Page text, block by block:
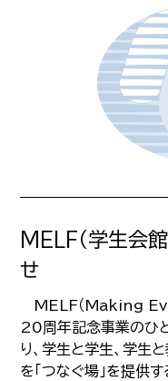
MELF（学生会
せ
MELF（Making
20周年記念事業のひ
り、学生と学生、学生
を「つなぐ場」を提供